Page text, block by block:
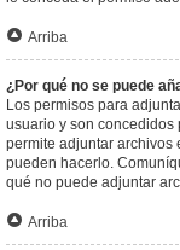
Arriba
¿Por qué no se puede
Los permisos para
usuario y son concedidos
permite adjuntar archivos
pueden hacerlo.
qué no puede adjuntar
Arriba